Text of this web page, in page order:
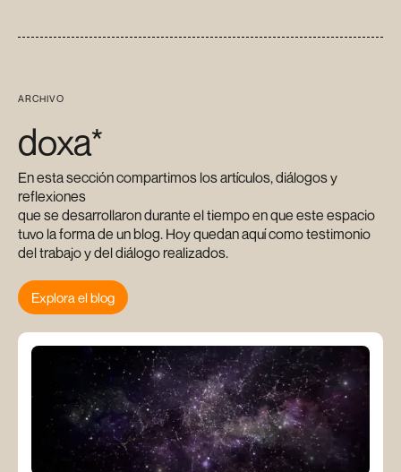
ARCHIVO
doxa*
En esta sección compartimos los artículos, diálogos y
reflexiones
que se desarrollaron durante el tiempo en que este espacio
tuvo la forma de un blog. Hoy quedan aquí como testimonio
del trabajo y del diálogo realizados.
Explora el blog